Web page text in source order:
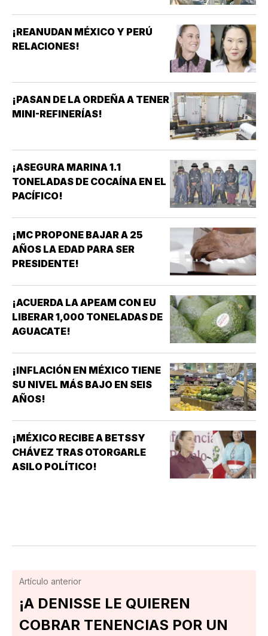
¡REANUDAN MÉXICO Y PERÚ
RELACIONES!
¡PASAN DE LA ORDEÑA A TENER
MINI-REFINERÍAS!
¡ASEGURA MARINA 1.1
TONELADAS DE COCAÍNA EN EL
PACÍFICO!
¡MC PROPONE BAJAR A 25
AÑOS LA EDAD PARA SER
PRESIDENTE!
¡ACUERDA LA APEAM CON EU
LIBERAR 1,000 TONELADAS DE
AGUACATE!
¡INFLACIÓN EN MÉXICO TIENE
SU NIVEL MÁS BAJO EN SEIS
AÑOS!
¡MÉXICO RECIBE A BETSSY
CHÁVEZ TRAS OTORGARLE
ASILO POLÍTICO!
Artículo anterior
¡A DENISSE LE QUIEREN
COBRAR TENENCIAS POR UN